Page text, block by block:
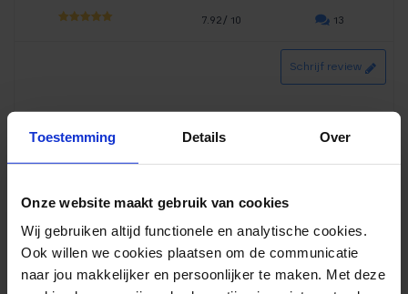
Toestemming Details Over
Onze website maakt gebruik van cookies
Wij gebruiken altijd functionele en analytische cookies.
Ook willen we cookies plaatsen om de communicatie
naar jou makkelijker en persoonlijker te maken. Met deze
7.92/ 10 13
Schrijf review
Waardering
leo kunst – 21-07-2024
Gewoon een goed product. Makkelijk op lengte te maken.
Wel in het begin goed laten uithangen.